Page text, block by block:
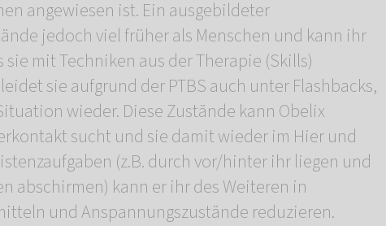
angewiesen ist. Ein ausgebildeter
jedoch viel früher als Menschen und kann ihr
mit Techniken aus der Therapie (Skills)
sie aufgrund der PTBS auch unter Flashbacks,
wieder. Diese Zustände kann Obelix
sucht und sie damit wieder im Hier und
(z.B. durch vor/hinter ihr liegen und
abschirmen) kann er ihr des Weiteren in
und Anspannungszustände reduzieren.